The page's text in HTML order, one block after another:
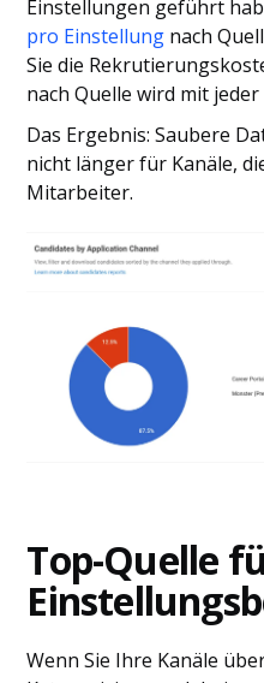
Einstellungen geführt
pro Einstellung nach
Sie die
nach Quelle wird mit
Das Ergebnis: Saubere
nicht länger für Kanäle,
Mitarbeiter.
Top-Quelle
Wenn Sie Ihre Kanäle